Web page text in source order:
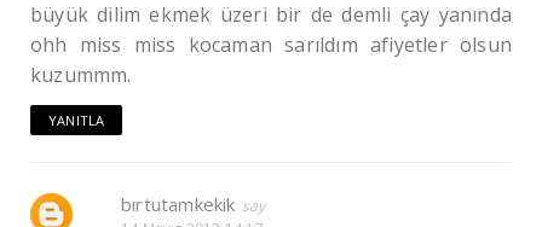
büyük dilim ekmek üzeri bir de demli çay yanında
ohh miss miss kocaman sarıldım afiyetler olsun
kuzummm.
YANITLA
bırtutamkekik